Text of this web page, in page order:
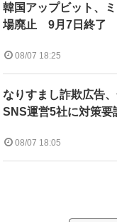
韓国アップビット、
場廃止 9月7日終了
08/07 18:25
なりすまし詐欺広告
SNS運営5社に対策要
08/07 18:05